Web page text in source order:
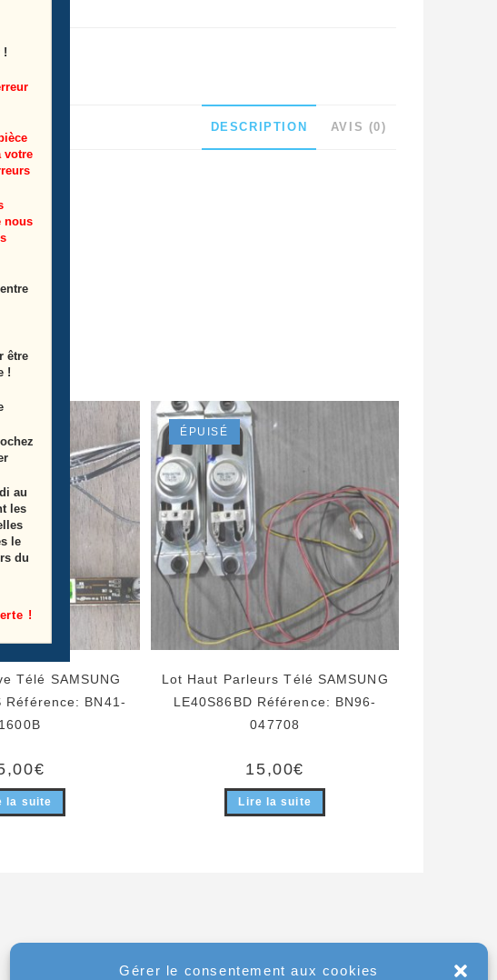
Gérer le consentement aux cookies
DESCRIPTION AVIS (0)
Télé SAMSUNG
Référence: BN41-
€
la suite
ÉPUISÉ
Lot Haut Parleurs Télé SAMSUNG
LE40S86BD Référence: BN96-
047708
15,00€
Lire la suite
!
votre
nous
être
!
au
les
le
du
!